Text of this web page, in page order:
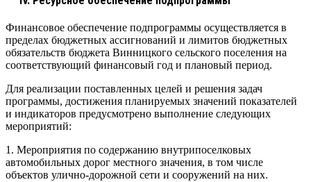
Финансовое обеспечение подпрограммы осуществляется в
пределах бюджетных ассигнований и лимитов бюджетных
обязательств бюджета Винницкого сельского поселения на
соответствующий финансовый год и плановый период.
Для реализации поставленных целей и решения задач
программы, достижения планируемых значений показателей
и индикаторов предусмотрено выполнение следующих
мероприятий:
1. Мероприятия по содержанию внутрипоселковых
автомобильных дорог местного значения, в том числе
объектов улично-дорожной сети и сооружений на них.